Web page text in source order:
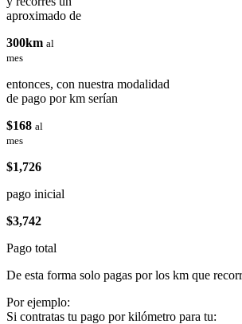
aproximado de
300km al
mes
entonces, con nuestra modalidad
de pago por km serían
$168 al
mes
$1,726
pago inicial
$3,742
Pago total
De esta forma solo pagas por los km que
Por ejemplo:
Si contratas tu pago por kilómetro para tu: